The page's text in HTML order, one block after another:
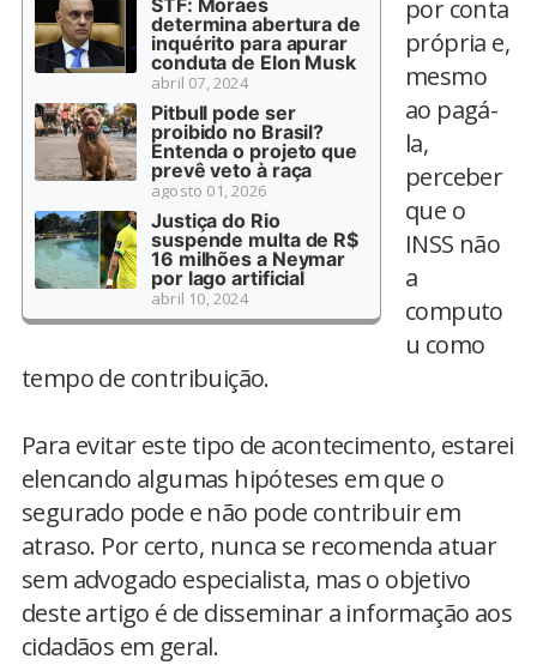
STF: Moraes
determina abertura de
inquérito para apurar
conduta de Elon Musk
abril 07, 2024
Pitbull pode ser
proibido no Brasil?
Entenda o projeto que
prevê veto à raça
agosto 01, 2026
Justiça do Rio
suspende multa de R$
16 milhões a Neymar
por lago artificial
abril 10, 2024
por conta
própria e,
mesmo
ao pagá-
la,
perceber
que o
INSS não
a
computo
u como
tempo de contribuição.
Para evitar este tipo de acontecimento, estarei
elencando algumas hipóteses em que o
segurado pode e não pode contribuir em
atraso. Por certo, nunca se recomenda atuar
sem advogado especialista, mas o objetivo
deste artigo é de disseminar a informação aos
cidadãos em geral.